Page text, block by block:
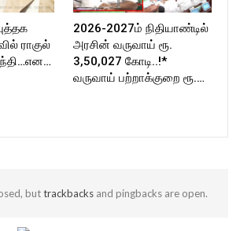
ராகுல்
2026-2027ம் நிதியாண்டில்
அரசின் வருவாய் ரூ.
3,50,027 கோடி..!*
வருவாய் பற்றாக்குறை ரூ.…
buttrackbacksand pingbacks are open.